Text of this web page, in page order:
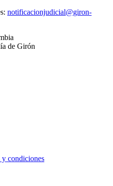
notificacionjudicial@giron-
condiciones